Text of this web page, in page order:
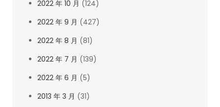
2022 年 10 月 (124)
2022 年 9 月 (427)
2022 年 8 月 (81)
2022 年 7 月 (139)
2022 年 6 月 (5)
2013 年 3 月 (31)